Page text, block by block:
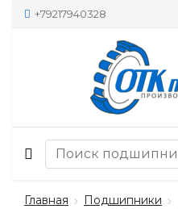
+79217940328
Главная
Подшипники